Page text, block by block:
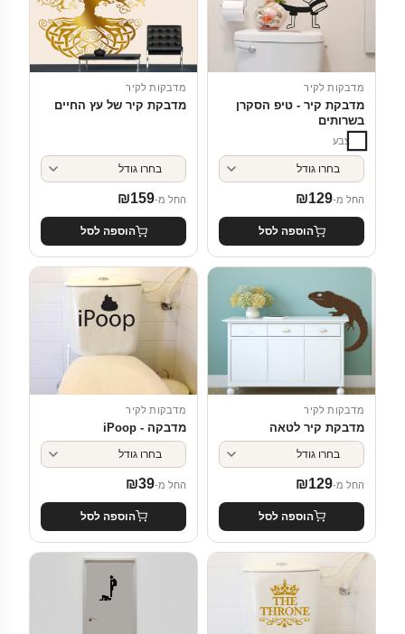
מדבקות לקיר
מדבקת קיר - טיפ הסקרן
בשרותים
צבע
החל מ- ₪129
הוספה לסל
מדבקות לקיר
מדבקת קיר של עץ החיים
החל מ- ₪159
הוספה לסל
מדבקות לקיר
מדבקת קיר לטאה
החל מ- ₪129
הוספה לסל
מדבקות לקיר
מדבקה - iPoop
החל מ- ₪39
הוספה לסל